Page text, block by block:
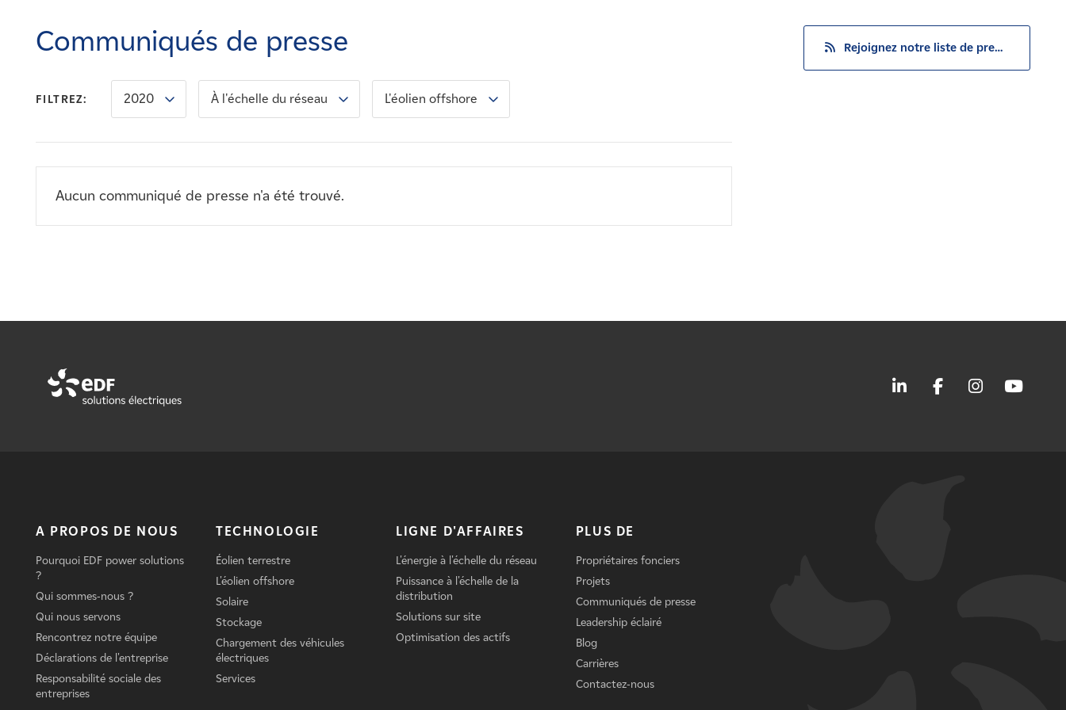
Nouvelles
Contactez-nous
Communiqués de presse
FILTREZ: 2020 À l'échelle du réseau L'éolien offshore
Aucun communiqué de presse n'a été trouvé.
Rejoignez notre liste de presse
A PROPOS DE NOUS
Pourquoi EDF power solutions
?
Qui sommes-nous ?
Qui nous servons
Rencontrez notre équipe
Déclarations de l'entreprise
Responsabilité sociale des
entreprises
TECHNOLOGIE
Éolien terrestre
L'éolien offshore
Solaire
Stockage
Chargement des véhicules
électriques
Services
LIGNE D'AFFAIRES
L'énergie à l'échelle du réseau
Puissance à l'échelle de la
distribution
Solutions sur site
Optimisation des actifs
PLUS DE
Propriétaires fonciers
Projets
Communiqués de presse
Leadership éclairé
Blog
Carrières
Contactez-nous